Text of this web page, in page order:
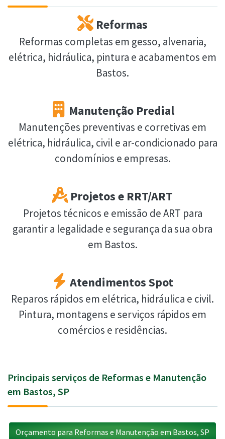
Reformas
Reformas completas em gesso, alvenaria,
elétrica, hidráulica, pintura e acabamentos em
Bastos.
Manutenção Predial
Manutenções preventivas e corretivas em
elétrica, hidráulica, civil e ar-condicionado para
condomínios e empresas.
Projetos e RRT/ART
Projetos técnicos e emissão de ART para
garantir a legalidade e segurança da sua obra
em Bastos.
Atendimentos Spot
Reparos rápidos em elétrica, hidráulica e civil.
Pintura, montagens e serviços rápidos em
comércios e residências.
Principais serviços de Reformas e Manutenção
em Bastos, SP
Orçamento para Reformas e Manutenção em Bastos, SP